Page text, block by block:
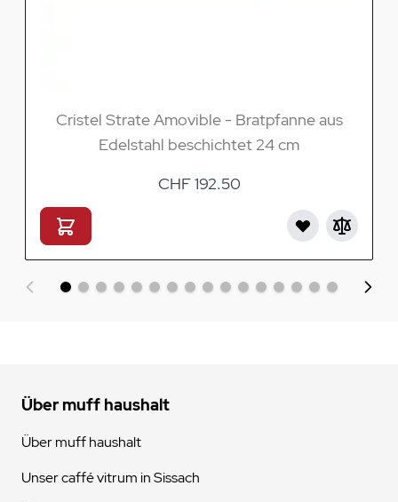
Cristel Strate Amovible - Bratpfanne aus
Edelstahl beschichtet 24 cm
CHF 192.50
Über muff haushalt
Über muff haushalt
Unser caffé vitrum in Sissach